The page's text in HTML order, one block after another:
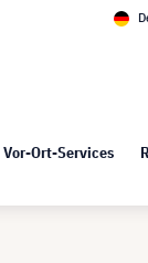
Kunst
Vor-Ort-Services